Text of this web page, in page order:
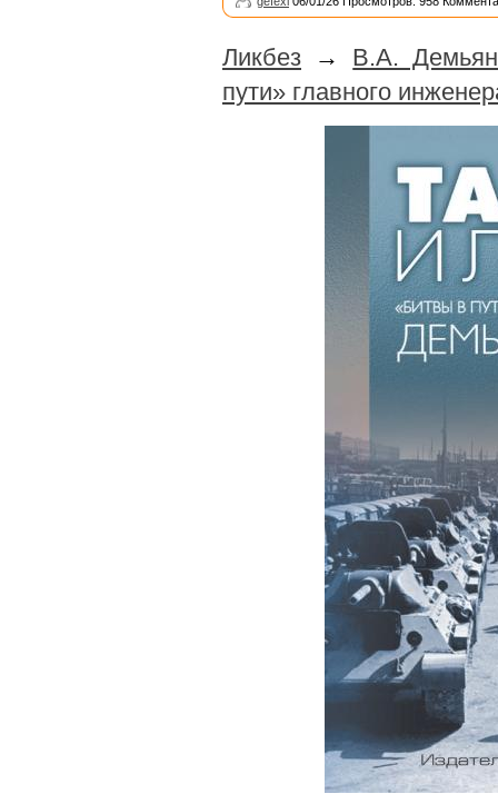
Ликбез → В.А.
пути» главного